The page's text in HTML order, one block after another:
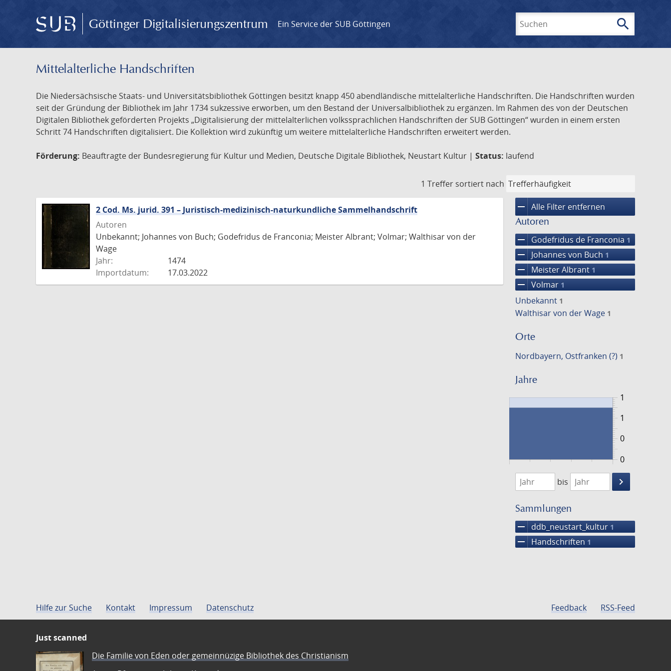
Göttinger Digitalisierungszentrum Ein Service der SUB Göttingen search
Mittelalterliche Handschriften
Die Niedersächsische Staats- und Universitätsbibliothek Göttingen besitzt knapp 450 abendländische mittelalterliche Handschriften. Die Handschriften wurden
seit der Gründung der Bibliothek im Jahr 1734 sukzessive erworben, um den Bestand der Universalbibliothek zu ergänzen. Im Rahmen des von der Deutschen
Digitalen Bibliothek geförderten Projekts „Digitalisierung der mittelalterlichen volkssprachlichen Handschriften der SUB Göttingen“ wurden in einem ersten
Schritt 74 Handschriften digitalisiert. Die Kollektion wird zukünftig um weitere mittelalterliche Handschriften erweitert werden.
Förderung: Beauftragte der Bundesregierung für Kultur und Medien, Deutsche Digitale Bibliothek, Neustart Kultur | Status: laufend
1 Treffer sortiert nach
remove Alle Filter entfernen
Autoren
remove Godefridus de Franconia 1
remove Johannes von Buch 1
remove Meister Albrant 1
remove Volmar 1
Unbekannt 1
Walthisar von der Wage 1
Orte
Nordbayern, Ostfranken (?) 1
Jahre
0
1
0
1
1474
1475
bis
keyboard_arrow_right
Suche
Sammlungen
remove ddb_neustart_kultur 1
remove Handschriften 1
2 Cod. Ms. jurid. 391 – Juristisch-medizinisch-naturkundliche Sammelhandschrift
Autoren
Unbekannt; Johannes von Buch; Godefridus de Franconia; Meister Albrant; Volmar; Walthisar von der
Wage
Jahr:
1474
Importdatum:
17.03.2022
Hilfe zur Suche Kontakt Impressum Datenschutz Feedback RSS-Feed
Just scanned
Die Familie von Eden oder gemeinnüzige Bibliothek des Christianism